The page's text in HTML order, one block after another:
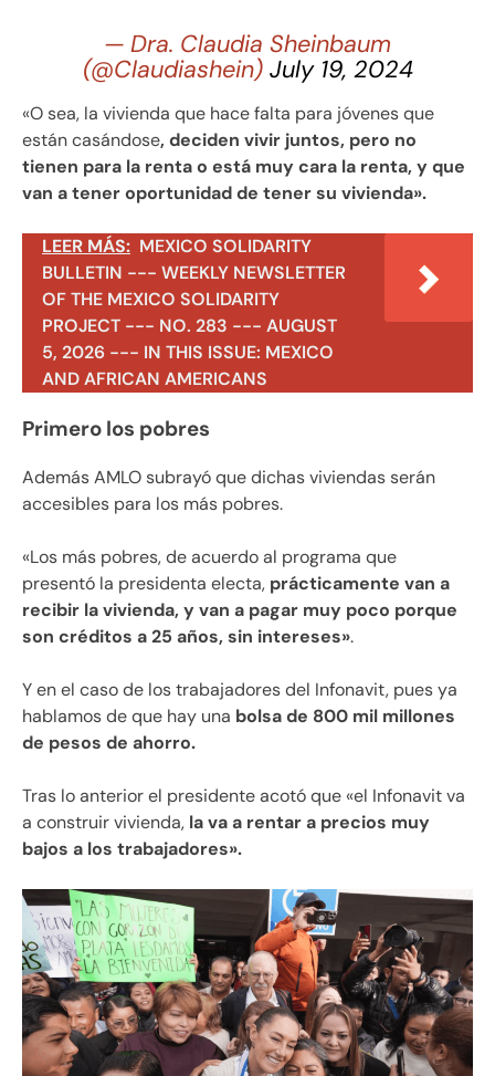
— Dra. Claudia Sheinbaum
(@Claudiashein) July 19, 2024
«O sea, la vivienda que hace falta para jóvenes que
están casándose, deciden vivir juntos, pero no
tienen para la renta o está muy cara la renta, y que
van a tener oportunidad de tener su vivienda».
LEER MÁS: MEXICO SOLIDARITY
BULLETIN --- WEEKLY NEWSLETTER
OF THE MEXICO SOLIDARITY
PROJECT --- NO. 283 --- AUGUST
5, 2026 --- IN THIS ISSUE: MEXICO
AND AFRICAN AMERICANS
Primero los pobres
Además AMLO subrayó que dichas viviendas serán
accesibles para los más pobres.
«Los más pobres, de acuerdo al programa que
presentó la presidenta electa, prácticamente van a
recibir la vivienda, y van a pagar muy poco porque
son créditos a 25 años, sin intereses».
Y en el caso de los trabajadores del Infonavit, pues ya
hablamos de que hay una bolsa de 800 mil millones
de pesos de ahorro.
Tras lo anterior el presidente acotó que «el Infonavit va
a construir vivienda, la va a rentar a precios muy
bajos a los trabajadores».